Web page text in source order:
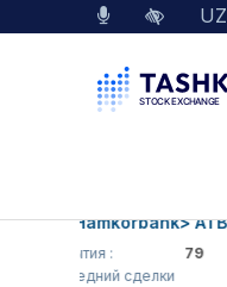
UZ
(<Hamkorbank> ATB)
закрытия :
последний сделки